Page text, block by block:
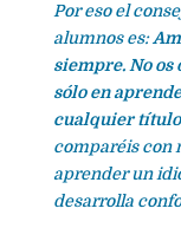
Por eso el
alumnos es:
siempre. No os
sólo en
cualquier
comparéis con
aprender un
desarrolla